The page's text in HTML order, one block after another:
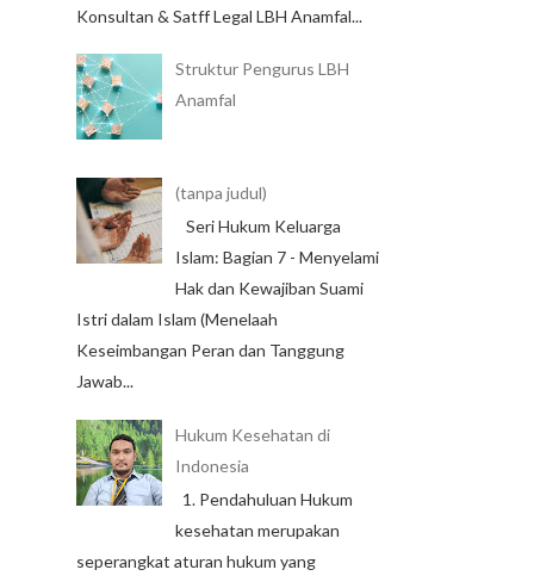
Konsultan & Satff Legal LBH Anamfal...
Struktur Pengurus LBH
Anamfal
(tanpa judul)
Seri Hukum Keluarga
Islam: Bagian 7 - Menyelami
Hak dan Kewajiban Suami
Istri dalam Islam (Menelaah
Keseimbangan Peran dan Tanggung
Jawab...
Hukum Kesehatan di
Indonesia
1. Pendahuluan Hukum
kesehatan merupakan
seperangkat aturan hukum yang